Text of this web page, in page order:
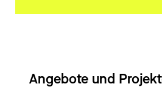
Angebote und